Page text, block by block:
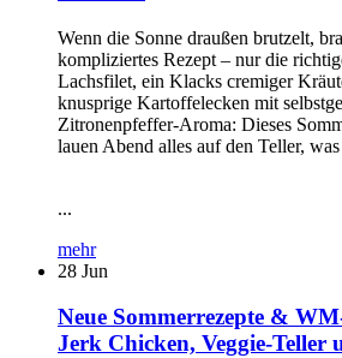
Wenn die Sonne draußen brutzelt,
kompliziertes Rezept – nur die
Lachsfilet, ein Klacks cremiger
knusprige Kartoffelecken mit
Zitronenpfeffer-Aroma: Dieses
lauen Abend alles auf den Teller,
...
mehr
28 Jun
Neue Sommerrezepte &
Jerk Chicken, Veggie-Teller